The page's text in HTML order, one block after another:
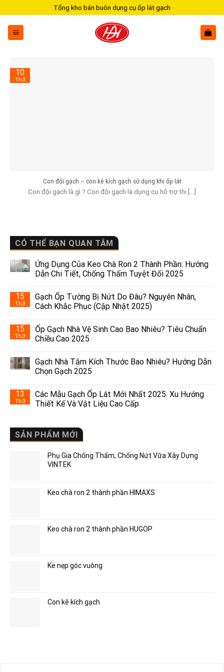
to
content
Tổng kho bán buôn dụng cụ ốp lát gạch
CÓ THỂ BẠN QUAN TÂM
Ứng Dụng Của Keo Chà Ron 2 Thành Phần: Hướng
Dẫn Chi Tiết, Chống Thấm Tuyệt Đối 2025
15
Th3
Gạch Ốp Tường Bị Nứt Do Đâu? Nguyên Nhân,
Cách Khắc Phục (Cập Nhật 2025)
15
Th3
Ốp Gạch Nhà Vệ Sinh Cao Bao Nhiêu? Tiêu Chuẩn
Chiều Cao 2025
Gạch Nhà Tắm Kích Thước Bao Nhiêu? Hướng Dẫn
Chọn Gạch 2025
13
Th3
Các Mẫu Gạch Ốp Lát Mới Nhất 2025: Xu Hướng
Thiết Kế Và Vật Liệu Cao Cấp
SẢN PHẨM MỚI
Phụ Gia Chống Thấm, Chống Nứt Vữa Xây Dựng
VINTEK
Keo chà ron 2 thành phần HIMAXS
Keo chà ron 2 thành phần HUGOP
Ke nẹp góc vuông
Con kê kích gạch
Con đội gạch – con kê kích gạch sử dụng khi ốp lát
Con đội gạch là gì ? Con đội gạch là dụng cụ hỗ trợ thi [...]
10
Th3